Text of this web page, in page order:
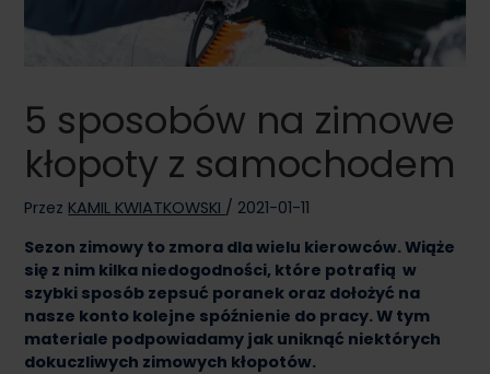
5 sposobów na zimowe
kłopoty z samochodem
Przez KAMIL KWIATKOWSKI / 2021-01-11
Sezon zimowy to zmora dla wielu kierowców. Wiąże
się z nim kilka niedogodności, które potrafią w
szybki sposób zepsuć poranek oraz dołożyć na
nasze konto kolejne spóźnienie do pracy. W tym
materiale podpowiadamy jak uniknąć niektórych
dokuczliwych zimowych kłopotów.